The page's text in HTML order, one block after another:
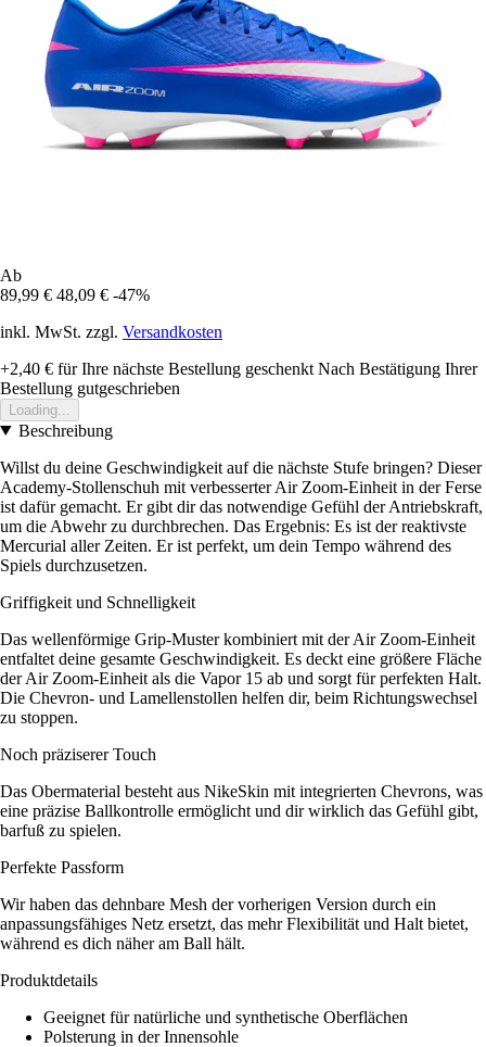
Ab
89,99 € 48,09 € -47%
inkl. MwSt. zzgl. Versandkosten
+2,40 € für Ihre nächste Bestellung geschenkt Nach Bestätigung Ihrer
Bestellung gutgeschrieben
Loading...
Beschreibung
Willst du deine Geschwindigkeit auf die nächste Stufe bringen? Dieser
Academy-Stollenschuh mit verbesserter Air Zoom-Einheit in der Ferse
ist dafür gemacht. Er gibt dir das notwendige Gefühl der Antriebskraft,
um die Abwehr zu durchbrechen. Das Ergebnis: Es ist der reaktivste
Mercurial aller Zeiten. Er ist perfekt, um dein Tempo während des
Spiels durchzusetzen.
Griffigkeit und Schnelligkeit
Das wellenförmige Grip-Muster kombiniert mit der Air Zoom-Einheit
entfaltet deine gesamte Geschwindigkeit. Es deckt eine größere Fläche
der Air Zoom-Einheit als die Vapor 15 ab und sorgt für perfekten Halt.
Die Chevron- und Lamellenstollen helfen dir, beim Richtungswechsel
zu stoppen.
Noch präziserer Touch
Das Obermaterial besteht aus NikeSkin mit integrierten Chevrons, was
eine präzise Ballkontrolle ermöglicht und dir wirklich das Gefühl gibt,
barfuß zu spielen.
Perfekte Passform
Wir haben das dehnbare Mesh der vorherigen Version durch ein
anpassungsfähiges Netz ersetzt, das mehr Flexibilität und Halt bietet,
während es dich näher am Ball hält.
Produktdetails
Geeignet für natürliche und synthetische Oberflächen
Polsterung in der Innensohle